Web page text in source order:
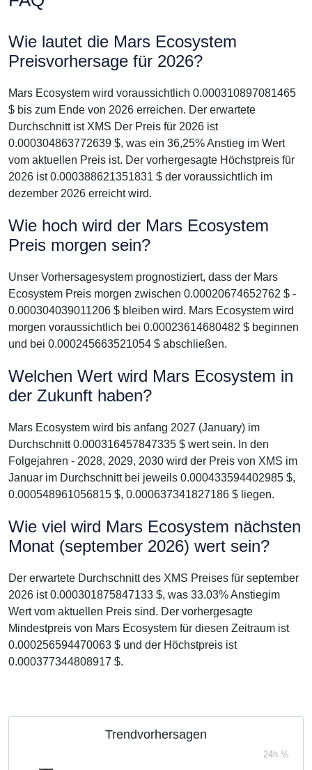
Wie lautet die Mars Ecosystem
Preisvorhersage für 2026?
Mars Ecosystem wird voraussichtlich 0.000310897081465
$ bis zum Ende von 2026 erreichen. Der erwartete
Durchschnitt ist XMS Der Preis für 2026 ist
0.000304863772639 $, was ein 36,25% Anstieg im Wert
vom aktuellen Preis ist. Der vorhergesagte Höchstpreis für
2026 ist 0.000388621351831 $ der voraussichtlich im
dezember 2026 erreicht wird.
Wie hoch wird der Mars Ecosystem
Preis morgen sein?
Unser Vorhersagesystem prognostiziert, dass der Mars
Ecosystem Preis morgen zwischen 0.00020674652762 $ -
0.000304039011206 $ bleiben wird. Mars Ecosystem wird
morgen voraussichtlich bei 0.00023614680482 $ beginnen
und bei 0.000245663521054 $ abschließen.
Welchen Wert wird Mars Ecosystem in
der Zukunft haben?
Mars Ecosystem wird bis anfang 2027 (January) im
Durchschnitt 0.000316457847335 $ wert sein. In den
Folgejahren - 2028, 2029, 2030 wird der Preis von XMS im
Januar im Durchschnitt bei jeweils 0.000433594402985 $,
0.000548961056815 $, 0.000637341827186 $ liegen.
Wie viel wird Mars Ecosystem nächsten
Monat (september 2026) wert sein?
Der erwartete Durchschnitt des XMS Preises für september
2026 ist 0.000301875847133 $, was 33.03% Anstiegim
Wert vom aktuellen Preis sind. Der vorhergesagte
Mindestpreis von Mars Ecosystem für diesen Zeitraum ist
0.000256594470063 $ und der Höchstpreis ist
0.000377344808917 $.
Trendvorhersagen
24h %